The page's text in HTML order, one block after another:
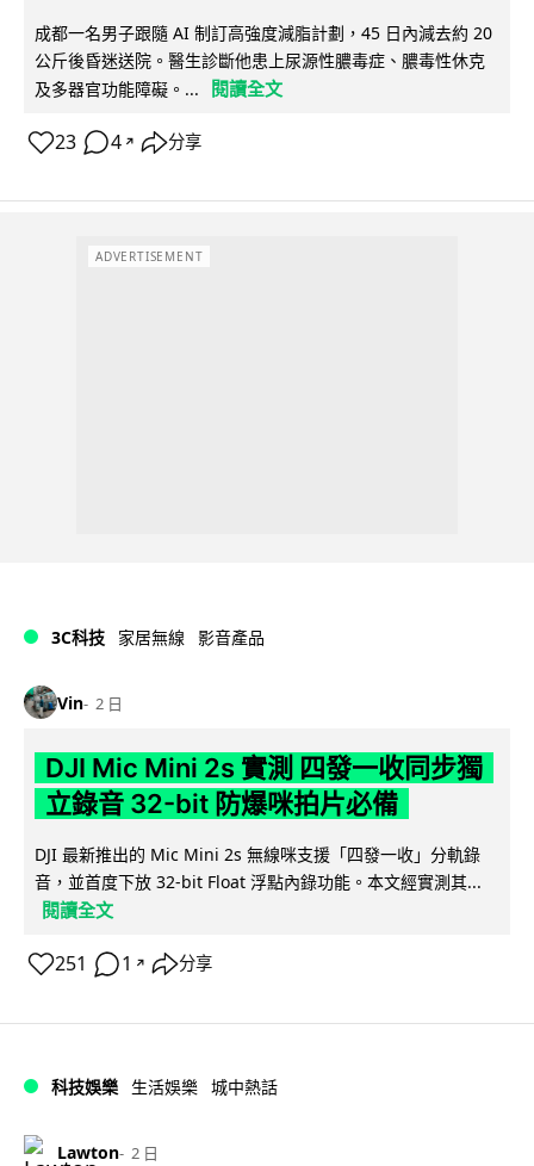
成都一名男子跟隨 AI 制訂高強度減脂計劃，45 日內減去約 20
公斤後昏迷送院。醫生診斷他患上尿源性膿毒症、膿毒性休克
及多器官功能障礙。...
閱讀全文
23 4 ↗ 分享
ADVERTISEMENT
3C科技 家居無線 影音產品
Vin 2 日
DJI Mic Mini 2s 實測 四發一收同步獨
立錄音 32-bit 防爆咪拍片必備
DJI 最新推出的 Mic Mini 2s 無線咪支援「四發一收」分軌錄
音，並首度下放 32-bit Float 浮點內錄功能。本文經實測其...
閱讀全文
251 1 ↗ 分享
科技娛樂 生活娛樂 城中熱話
Lawton 2 日